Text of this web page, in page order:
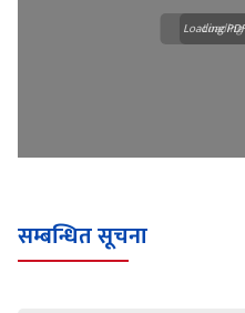
Loading
Loading
सम्बन्धित सूचना